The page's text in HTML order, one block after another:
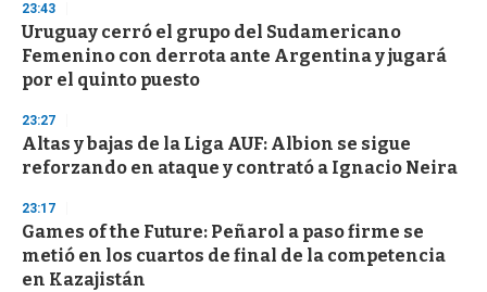
3
s
e
c
o
d
s
23:43
Uruguay cerró el grupo del Sudamericano
Femenino con derrota ante Argentina y jugará
por el quinto puesto
23:27
Altas y bajas de la Liga AUF: Albion se sigue
reforzando en ataque y contrató a Ignacio Neira
23:17
Games of the Future: Peñarol a paso firme se
metió en los cuartos de final de la competencia
en Kazajistán